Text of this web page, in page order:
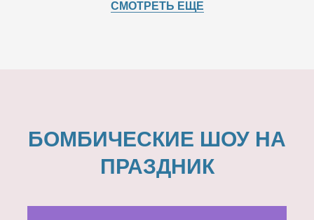
СМОТРЕТЬ ЕЩЕ
БОМБИЧЕСКИЕ ШОУ НА
ПРАЗДНИК